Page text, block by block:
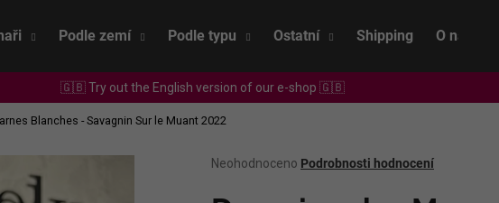
Podle zemí Podle typu Ostatní Shipping O nás
🇬🇧 Try out the English version of our e-shop 🇬🇧
Blanches - Savagnin Sur le Muant 2022
Průměrné
produktu
Neohodnoceno Podrobnosti hodnocení
Co potřebujete najít?
HLEDAT